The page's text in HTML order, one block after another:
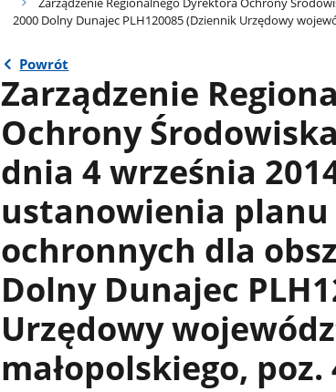
2000 Dolny Dunajec PLH120085 (Dziennik Urzędowy
Powrót
Zarządzenie
Ochrony
dnia 4 września
ustanowienia planu
ochronnych dla
Dolny Dunajec
Urzędowy
małopolskiego, poz.